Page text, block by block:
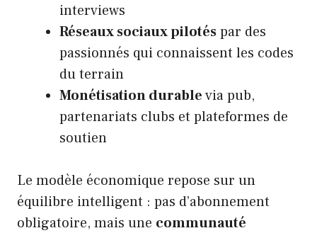
interviews
Réseaux sociaux pilotéspar des
passionnés qui connaissent les codes
du terrain
Monétisation durablevia pub,
partenariats clubs et plateformes de
soutien
Le modèle économique repose sur un
équilibre intelligent : pas d’abonnement
obligatoire, mais une communauté